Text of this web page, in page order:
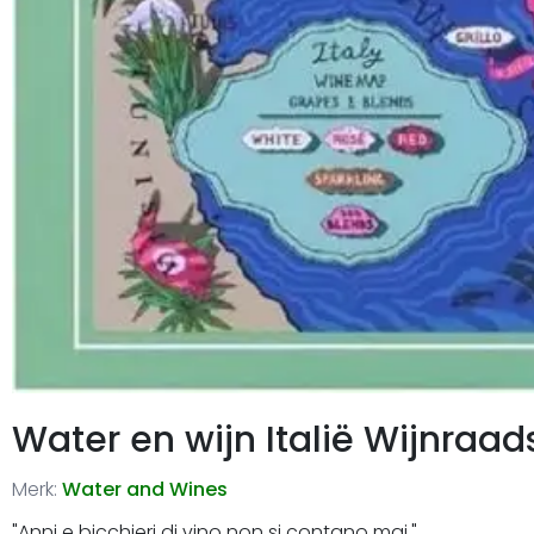
Water en wijn Italië
Merk: Water and Wines